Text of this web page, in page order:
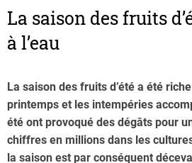
La saison des fruits
à l’eau
La saison des fruits d’été a été
printemps et les intempéries
été ont provoqué des dégâts pour
chiffres en millions dans les
la saison est par conséquent